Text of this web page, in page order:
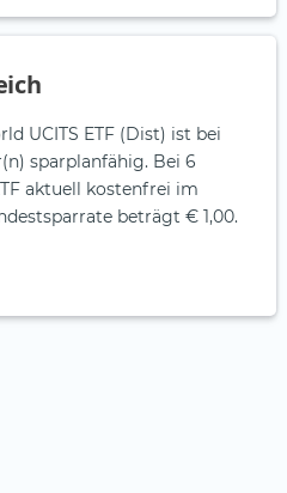
UCITS ETF (Dist) ist bei
sparplanfähig. Bei 6
aktuell kostenfrei im
beträgt € 1,00.